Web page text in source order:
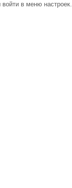
в меню настроек.